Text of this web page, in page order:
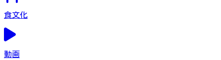
食文化
動画